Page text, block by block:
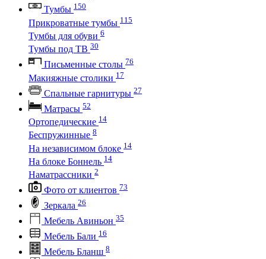
Тумбы 150
Прикроватные тумбы 115
Тумбы для обуви 6
Тумбы под ТВ 30
Письменные столы 76
Макияжные столики 17
Спальные гарнитуры 27
Матрасы 52
Ортопедические 14
Беспружинные 8
На независимом блоке 14
На блоке Боннель 14
Наматрассники 2
Фото от клиентов 73
Зеркала 26
Мебель Авиньон 35
Мебель Бали 16
Мебель Бланш 8